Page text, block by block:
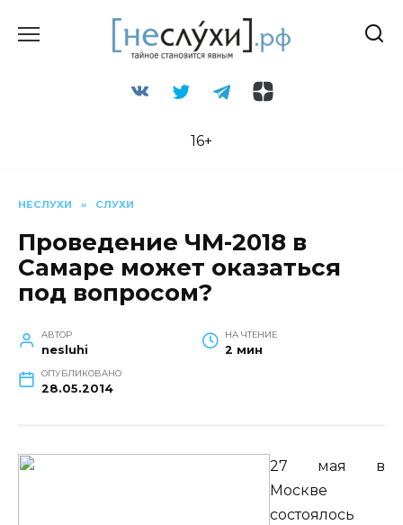
16+
НЕСЛУХИ » СЛУХИ
Проведение ЧМ-2018 в
Самаре может оказаться
под вопросом?
АВТОР
nesluhi
НА ЧТЕНИЕ
2 мин
ОПУБЛИКОВАНО
28.05.2014
27 мая в
Москве
состоялось